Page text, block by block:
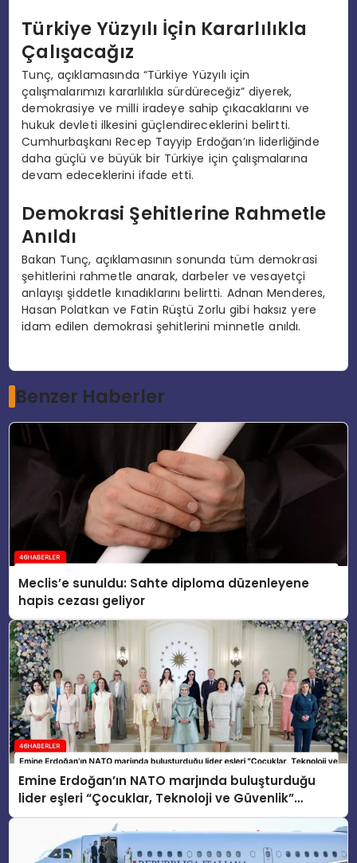
Türkiye Yüzyılı İçin Kararlılıkla
Çalışacağız
Tunç, açıklamasında “Türkiye Yüzyılı için
çalışmalarımızı kararlılıkla sürdüreceğiz” diyerek,
demokrasiye ve milli iradeye sahip çıkacaklarını ve
hukuk devleti ilkesini güçlendireceklerini belirtti.
Cumhurbaşkanı Recep Tayyip Erdoğan’ın liderliğinde
daha güçlü ve büyük bir Türkiye için çalışmalarına
devam edeceklerini ifade etti.
Demokrasi Şehitlerine Rahmetle
Anıldı
Bakan Tunç, açıklamasının sonunda tüm demokrasi
şehitlerini rahmetle anarak, darbeler ve vesayetçi
anlayışı şiddetle kınadıklarını belirtti. Adnan Menderes,
Hasan Polatkan ve Fatin Rüştü Zorlu gibi haksız yere
idam edilen demokrasi şehitlerini minnetle anıldı.
Benzer Haberler
Meclis’e sunuldu: Sahte diploma düzenleyene
hapis cezası geliyor
Emine Erdoğan’ın NATO marjında buluşturduğu
lider eşleri “Çocuklar, Teknoloji ve Güvenlik”
konusunu ele aldı